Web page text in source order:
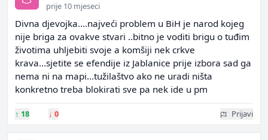
prije 10 mjeseci
Divna djevojka....najveći problem u BiH je narod kojeg
nije briga za ovakve stvari ..bitno je voditi brigu o tuđim
životima uhljebiti svoje a komšiji nek crkve
krava...sjetite se efendije iz Jablanice prije izbora sad ga
nema ni na mapi...tužilaštvo ako ne uradi ništa
konkretno treba blokirati sve pa nek ide u pm
↑ 18 ↓ 0 Prijavi